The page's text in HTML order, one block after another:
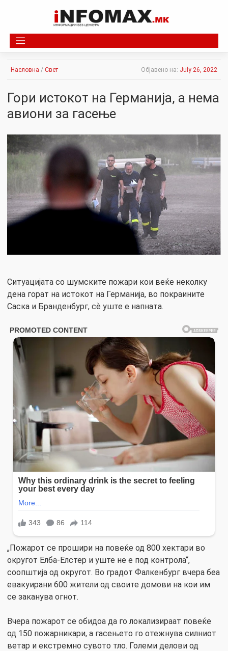
Насловна / Свет Објавено на: July 26, 2022
Гори истокот на Германија, а нема
авиони за гасење
Ситуацијата со шумските пожари кои веќе неколку
дена горат на истокот на Германија, во покраините
Саска и Бранденбург, сѐ уште е напната.
„Пожарот се прошири на повеќе од 800 хектари во
округот Елба-Елстер и уште не е под контрола“,
соопштија од округот. Во градот Фалкенбург вчера беа
евакуирани 600 жители од своите домови на кои им
се заканува огнот.
Вчера пожарот се обидоа да го локализираат повеќе
од 150 пожарникари, а гасењето го отежнува силниот
ветар и екстремно сувото тло. Големи делови од